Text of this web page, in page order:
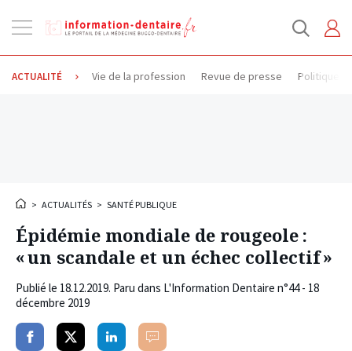
la
navigation
ACTUALITÉ Vie de la profession Revue de presse Politique
> ACTUALITÉS > SANTÉ PUBLIQUE
Épidémie mondiale de rougeole :
« un scandale et un échec collectif »
Publié le 18.12.2019. Paru dans L'Information Dentaire n°44 - 18
décembre 2019
PartagerPartagerPartagerCommenter